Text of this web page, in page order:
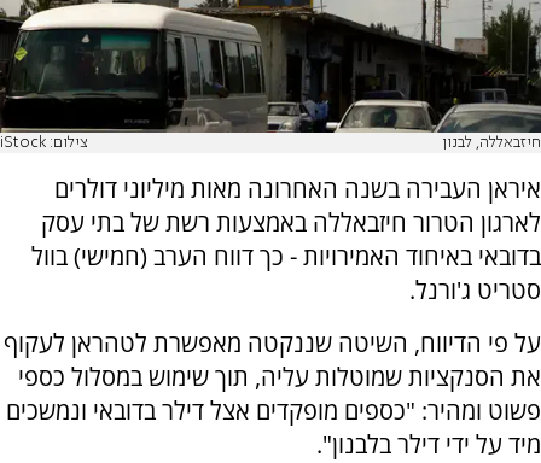
חיזבאללה, לבנון צילום: iStock
איראן העבירה בשנה האחרונה מאות מיליוני דולרים
לארגון הטרור חיזבאללה באמצעות רשת של בתי עסק
בדובאי באיחוד האמירויות - כך דווח הערב (חמישי) בוול
סטריט ג'ורנל.
על פי הדיווח, השיטה שננקטה מאפשרת לטהראן לעקוף
את הסנקציות שמוטלות עליה, תוך שימוש במסלול כספי
פשוט ומהיר: "כספים מופקדים אצל דילר בדובאי ונמשכים
מיד על ידי דילר בלבנון".